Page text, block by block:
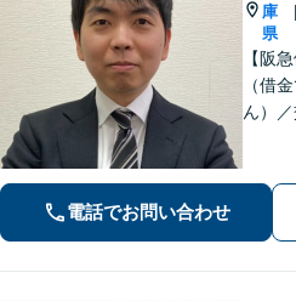
庫
県
【阪
（借
ん）
／刑
／離
談く
電話でお問い合わせ